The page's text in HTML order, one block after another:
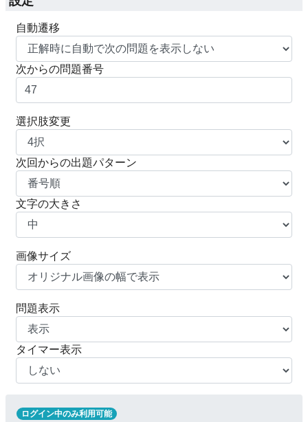
自動遷移
次からの問題番号
選択肢変更
次回からの出題パターン
文字の大きさ
画像サイズ
問題表示
タイマー表示
ログイン中のみ利用可能